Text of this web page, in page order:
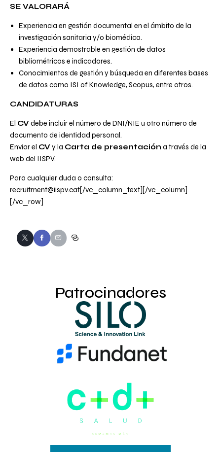
SE VALORARÁ
Experiencia en gestión documental en el ámbito de la
investigación sanitaria y/o biomédica.
Experiencia demostrable en gestión de datos
bibliométricos e indicadores.
Conocimientos de gestión y búsqueda en diferentes bases
de datos como ISI of Knowledge, Scopus, entre otros.
CANDIDATURAS
El CVdebe incluir el número de DNI/NIE u otro número de
documento de identidad personal.
Enviar el CVy la Carta de presentación a través de la
web del IISPV.
Para cualquier duda o consulta:
recruitment@iispv.cat[/vc_column_text][/vc_column]
[/vc_row]
Patrocinadores